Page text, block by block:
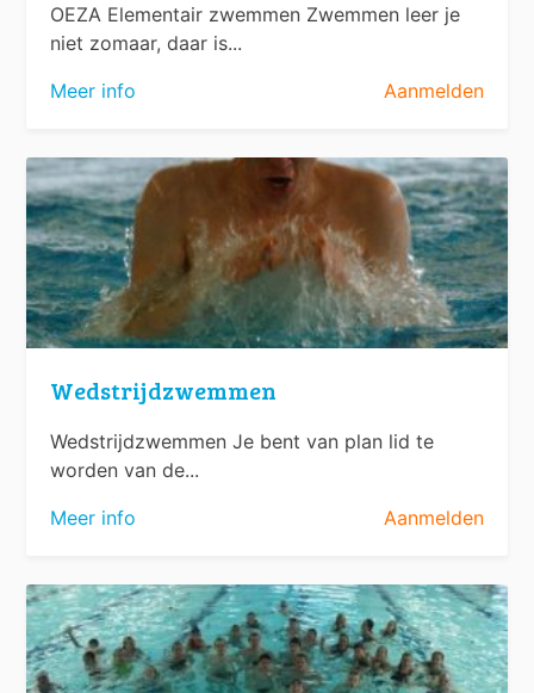
OEZA Elementair zwemmen Zwemmen leer je
niet zomaar, daar is...
Meer info
Aanmelden
Wedstrijdzwemmen
Wedstrijdzwemmen Je bent van plan lid te
worden van de...
Meer info
Aanmelden